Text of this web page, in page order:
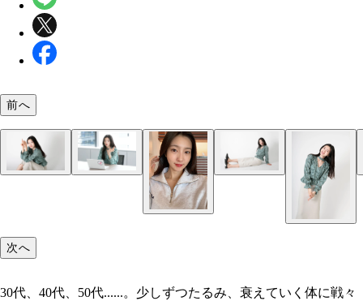
前へ
次へ
30代、40代、50代......。少しずつたるみ、衰えていく体に戦々